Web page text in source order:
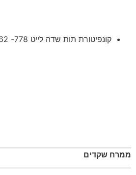
קונפיטורת תות שדה לייט 778- 62 גר' | 7.5 כפיות
ממרח שקדים